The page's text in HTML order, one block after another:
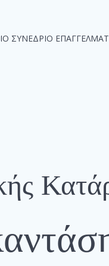
ΣΥΝΈΔΡΙΟ